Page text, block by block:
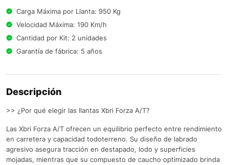
Carga Máxima por Llanta: 950 Kg
Velocidad Máxima: 190 Km/h
Cantidad por Kit: 2 unidades
Garantía de fábrica: 5 años
Descripción
>> ¿Por qué elegir las llantas Xbri Forza A/T?
Las Xbri Forza A/T ofrecen un equilibrio perfecto entre rendimiento
en carretera y capacidad todoterreno. Su diseño de labrado
agresivo asegura tracción en destapado, lodo y superficies
mojadas, mientras que su compuesto de caucho optimizado brinda